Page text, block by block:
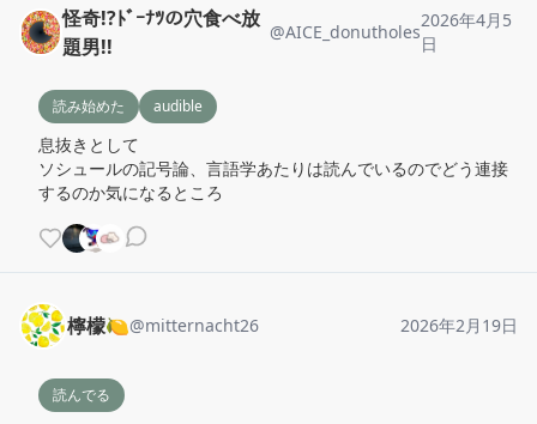
怪奇!?ﾄﾞｰﾅﾂの穴食べ放
題男!!
@AICE_donutholes
2026年4月5
日
読み始めた audible
息抜きとして
ソシュールの記号論、言語学あたりは読んでいるのでどう連接
するのか気になるところ
檸檬🍋@mitternacht26 2026年2月19日
読んでる